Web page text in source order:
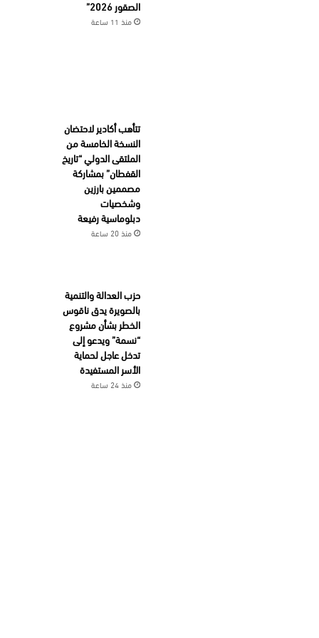
الصقور 2026”
منذ 11 ساعة
تتأهب أكادير لاحتضان
النسخة الخامسة من
الملتقى الدولي “تاريخ
القفطان” بمشاركة
مصممين بارزين
وشخصيات
دبلوماسية رفيعة
منذ 20 ساعة
حزب العدالة والتنمية
بالصويرة يدق ناقوس
الخطر بشأن مشروع
“نسمة” ويدعو إلى
تدخل عاجل لحماية
الأسر المستفيدة
منذ 24 ساعة